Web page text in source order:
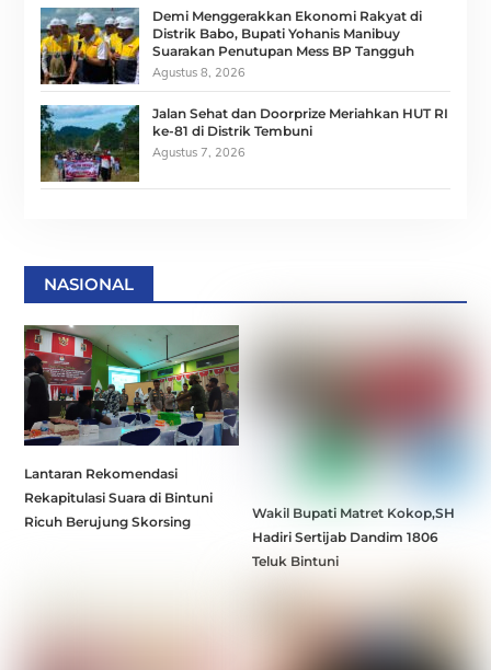
Demi Menggerakkan Ekonomi Rakyat di
Distrik Babo, Bupati Yohanis Manibuy
Suarakan Penutupan Mess BP Tangguh
Agustus 8, 2026
Jalan Sehat dan Doorprize Meriahkan HUT RI
ke-81 di Distrik Tembuni
Agustus 7, 2026
NASIONAL
Lantaran Rekomendasi
Rekapitulasi Suara di Bintuni
Ricuh Berujung Skorsing
Wakil Bupati Matret Kokop,SH
Hadiri Sertijab Dandim 1806
Teluk Bintuni